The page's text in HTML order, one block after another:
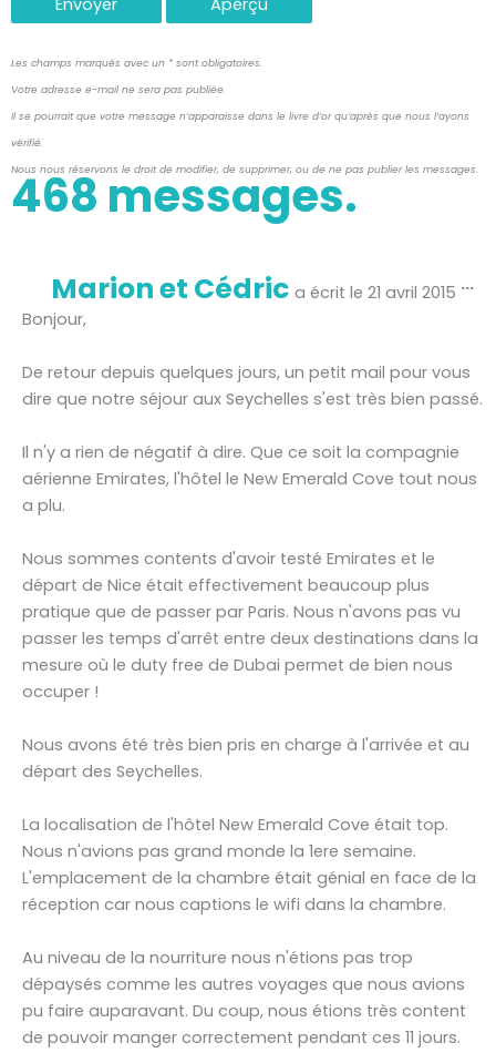
Les champs marqués avec un * sont obligatoires.
Votre adresse e-mail ne sera pas publiée.
Il se pourrait que votre message n’apparaisse dans le livre d’or qu’après que nous l’ayons
vérifié.
Nous nous réservons le droit de modifier, de supprimer, ou de ne pas publier les messages.
468 messages.
Marion et Cédric a écrit le 21 avril 2015
Bonjour,
De retour depuis quelques jours, un petit mail pour vous
dire que notre séjour aux Seychelles s'est très bien passé.
Il n'y a rien de négatif à dire. Que ce soit la compagnie
aérienne Emirates, l'hôtel le New Emerald Cove tout nous
a plu.
Nous sommes contents d'avoir testé Emirates et le
départ de Nice était effectivement beaucoup plus
pratique que de passer par Paris. Nous n'avons pas vu
passer les temps d'arrêt entre deux destinations dans la
mesure où le duty free de Dubai permet de bien nous
occuper !
Nous avons été très bien pris en charge à l'arrivée et au
départ des Seychelles.
La localisation de l'hôtel New Emerald Cove était top.
Nous n'avions pas grand monde la 1ere semaine.
L'emplacement de la chambre était génial en face de la
réception car nous captions le wifi dans la chambre.
Au niveau de la nourriture nous n'étions pas trop
dépaysés comme les autres voyages que nous avions
pu faire auparavant. Du coup, nous étions très content
de pouvoir manger correctement pendant ces 11 jours.
...